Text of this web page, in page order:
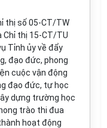
thị số 05-CT/TW
Chỉ thị 15-CT/TU
Tỉnh ủy về đẩy
đạo đức, phong
cuộc vận động
đạo đức, tự học
dựng trường học
trào thi đua
hoạt động